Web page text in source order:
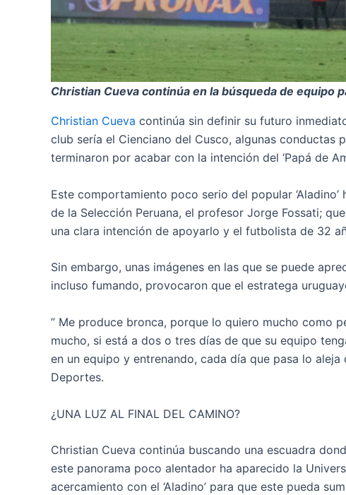
Christian Cueva continúa en la búsqueda de equipo
Christian Cueva continúa sin definir su futuro
club sería el Cienciano del Cusco, algunas conductas
terminaron por acabar con la intención del ‘Papá de
Este comportamiento poco serio del popular
de la Selección Peruana, el profesor Jorge Fossati;
una clara intención de apoyarlo y el futbolista de 32
Sin embargo, unas imágenes en las que se puede
incluso fumando, provocaron que el estratega
” Me produce bronca, porque lo quiero mucho como
mucho, si está a dos o tres días de que su equipo
en un equipo y entrenando, cada día que pasa lo
Deportes.
¿UNA LUZ AL FINAL DEL CAMINO?
Christian Cueva continúa buscando una escuadra
este panorama poco alentador ha aparecido la
acercamiento con el ‘Aladino’ para que este pueda